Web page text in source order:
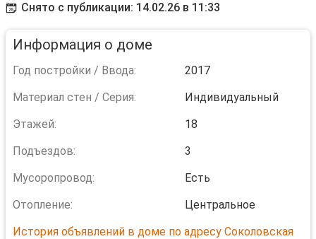
Снято с публикации: 14.02.26 в 11:33
Информация о доме
Год постройки / Ввода:
2017
Материал стен / Серия:
Индивидуальный
Этажей:
18
Подъездов:
3
Мусоропровод:
Есть
Отопление:
Центральное
История объявлений в доме по адресу Соколовская